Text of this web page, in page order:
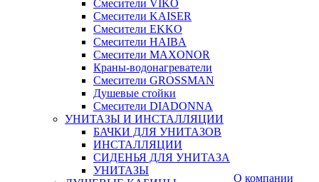
Смесители VIKO
Смесители KAISER
Смесители EKKO
Смесители HAIBA
Смесители MAXONOR
Краны-водонагреватели
Смесители GROSSMAN
Душевые стойки
Смесители DIADONNA
УНИТАЗЫ И ИНСТАЛЛЯЦИИ
БАЧКИ ДЛЯ УНИТАЗОВ
ИНСТАЛЛЯЦИИ
СИДЕНЬЯ ДЛЯ УНИТАЗА
УНИТАЗЫ
О компании